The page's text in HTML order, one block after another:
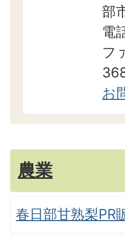
部
電
フ
お
農業
春日部甘熟梨PR